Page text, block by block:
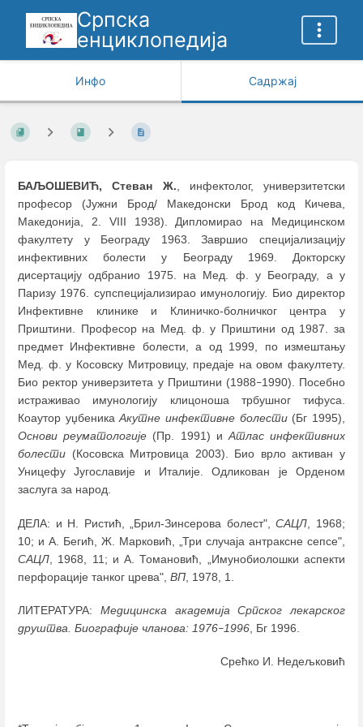
Српска
енциклопедија
Инфо Садржај
БАЉОШЕВИЋ, Стеван Ж., инфектолог, универзитетски
професор (Јужни Брод/ Македонски Брод код Кичева,
Македонија, 2. VIII 1938). Дипломирао на Медицинском
факултету у Београду 1963. Завршио специјализацију
инфективних болести у Београду 1969. Докторску
дисертацију одбранио 1975. на Мед. ф. у Београду, а у
Паризу 1976. супспецијализирао имунологију. Био директор
Инфективне клинике и Клиничко-болничког центра у
Приштини. Професор на Мед. ф. у Приштини од 1987. за
предмет Инфективне болести, а од 1999, по измештању
Мед. ф. у Косовску Митровицу, предаје на овом факултету.
Био ректор универзитета у Приштини (1988–1990). Посебно
истраживао имунологију клицоноша трбушног тифуса.
Коаутор уџбеникаАкутне инфективне болести(Бг 1995),
Основи реуматологије (Пр. 1991) иАтлас инфективних
болести (Косовска Митровица 2003). Био врло активан у
Уницефу Југославије и Италије. Одликован је Орденом
заслуга за народ.
ДЕЛА: и Н. Ристић, „Брил-Зинсерова болест",САЦЛ , 1968;
10; и А. Бегић, Ж. Марковић, „Три случаја антраксне сепсе",
САЦЛ , 1968, 11; и А. Томановић, „Имунобиолошки аспекти
перфорације танког црева", ВП , 1978, 1.
ЛИТЕРАТУРА: Медицинска академија Српског лекарског
друштва. Биографије чланова: 1976–1996 , Бг 1996.
Срећко И. Недељковић